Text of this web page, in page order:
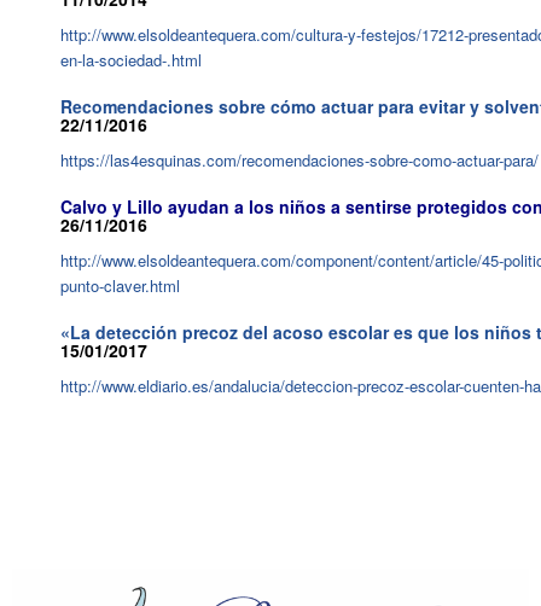
http://www.elsoldeantequera.com/cultura-y-festejos/17212-
en-la-sociedad-.html
Recomendaciones sobre cómo actuar para evitar y
22/11/2016
https://las4esquinas.com/recomendaciones-sobre-como-actuar-para/
Calvo y Lillo ayudan a los niños a sentirse protegidos
26/11/2016
http://www.elsoldeantequera.com/component/content/article/45-
punto-claver.html
«La detección precoz del acoso escolar es que los
15/01/2017
http://www.eldiario.es/andalucia/deteccion-precoz-escolar-cuenten-